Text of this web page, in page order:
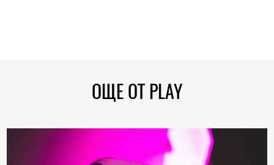
ОЩЕ ОТ PLAY